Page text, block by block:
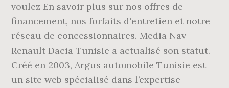
voulez En savoir plus sur nos offres de
financement, nos forfaits d'entretien et notre
réseau de concessionnaires. Media Nav
Renault Dacia Tunisie a actualisé son statut.
Créé en 2003, Argus automobile Tunisie est
un site web spécialisé dans l’expertise